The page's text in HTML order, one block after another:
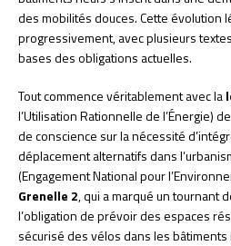
des mobilités douces. Cette évolution
progressivement, avec plusieurs
bases des obligations actuelles.
Tout commence véritablement avec la
l’Utilisation Rationnelle de l’Énergie)
de conscience sur la nécessité
déplacement alternatifs dans
(Engagement National pour
Grenelle 2, qui a marqué un tournant
l’obligation de prévoir des espaces
sécurisé des vélos dans les bâtiments